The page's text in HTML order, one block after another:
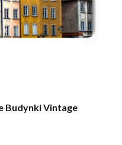
Budynki Vintage